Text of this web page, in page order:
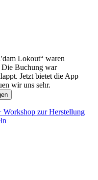
Lokout“ waren
Die Buchung war
Jetzt bietet die App
wir uns sehr.
zur Herstellung